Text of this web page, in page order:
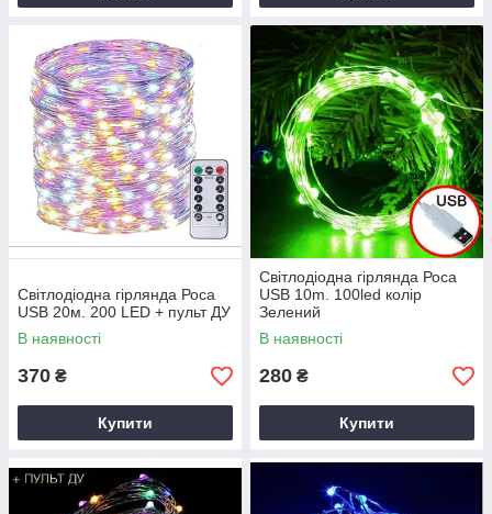
Світлодіодна гірлянда Роса
USB 20м. 200 LED + пульт ДУ
В наявності
370 ₴
Купити
Світлодіодна гірлянда Роса
USB 10m. 100led колір
Зелений
В наявності
280 ₴
Купити